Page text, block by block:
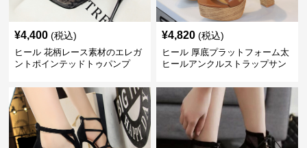
¥4,400 (税込)
ヒール 花柄レース素材のエレガ
ントポインテッドトゥパンプ
¥4,820 (税込)
ヒール 厚底プラットフォーム太
ヒールアンクルストラップサン